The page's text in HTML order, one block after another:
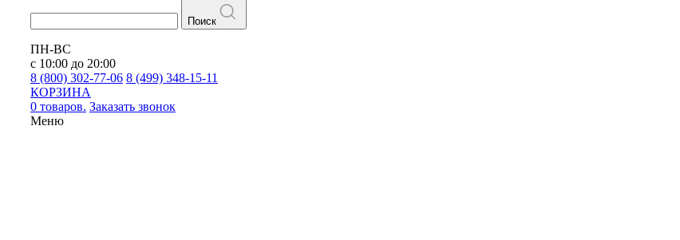
Поиск
ПН-ВС
с 10:00 до 20:00
8 (800) 302-77-06 8 (499) 348-15-11
КОРЗИНА
0 товаров. Заказать звонок
Меню